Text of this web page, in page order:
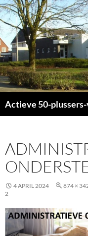
Ga
naar
de
inhoud
4 APRIL 2024 874 ×
2